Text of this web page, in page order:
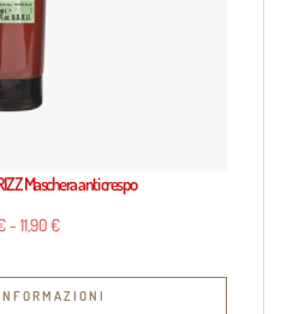
Maschera anti crespo
- 11,90€